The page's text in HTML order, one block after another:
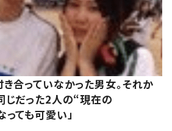
き合っていなかった男女。それか
だった2人の“現在の
ても可愛い」